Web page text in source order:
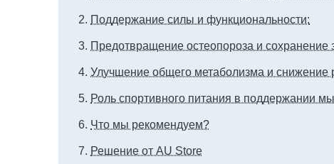
Поддержание силы и функциональности:
Предотвращение остеопороза и сохранение
Улучшение общего метаболизма и снижение
Роль спортивного питания в поддержании
Что мы рекомендуем?
Решение от AU Store